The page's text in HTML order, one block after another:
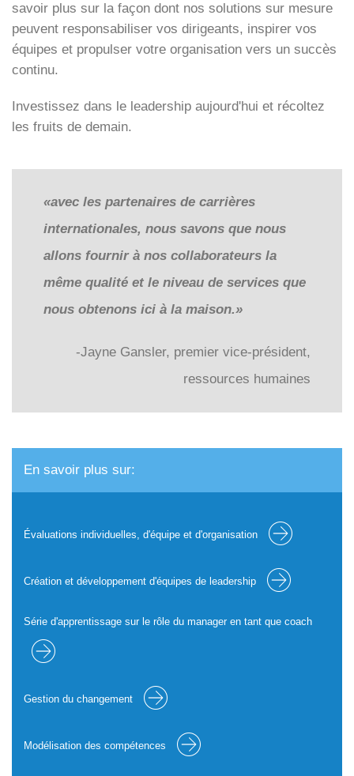
savoir plus sur la façon dont nos solutions sur mesure
peuvent responsabiliser vos dirigeants, inspirer vos
équipes et propulser votre organisation vers un succès
continu.
Investissez dans le leadership aujourd'hui et récoltez
les fruits de demain.
«avec les partenaires de carrières
internationales, nous savons que nous
allons fournir à nos collaborateurs la
même qualité et le niveau de services que
nous obtenons ici à la maison.»
-Jayne Gansler, premier vice-président,
ressources humaines
En savoir plus sur:
Évaluations individuelles, d'équipe et d'organisation
Création et développement d'équipes de leadership
Série d'apprentissage sur le rôle du manager en tant que coach
Gestion du changement
Modélisation des compétences